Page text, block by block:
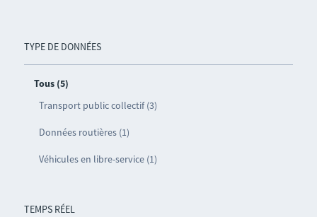
TYPE DE DONNÉES
Tous (5)
Transport public collectif (3)
Données routières (1)
Véhicules en libre-service (1)
TEMPS RÉEL